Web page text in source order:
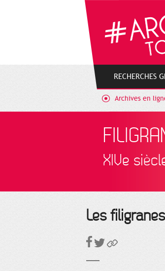
RECHERCHES
Archives en
XIVe
Les
Gestion de vos préférences sur les cookies